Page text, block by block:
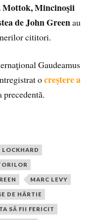
Mottok, Mincinoşii
de John Greenau
cititori.
Gaudeamus
ocreştere a
precedentă.
LOCKHARD
MARC LEVY
DE HÂRTIE
SĂ FII FERICIT